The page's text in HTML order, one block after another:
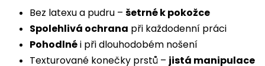
Bez latexu a pudru – šetrné k pokožce
Spolehlivá ochrana při každodenní práci
Pohodlnéi při dlouhodobém nošení
Texturované konečky prstů – jistá manipulace